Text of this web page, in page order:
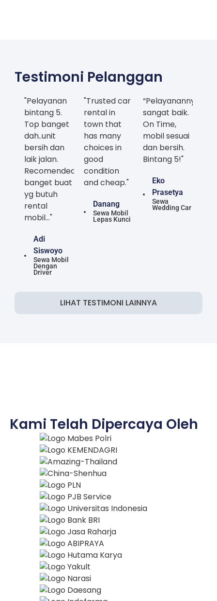
Testimoni Pelanggan
"Pelayanan
bintang 5.
Top banget
dah..unit
bersih dan
laik jalan.
Recomended
banget buat
yg butuh
rental
mobil..."
Adi
Siswoyo
Sewa Mobil
Dengan
Driver
"Trusted car
rental in
town that
has many
choices in
good
condition
and cheap."
Danang
Sewa Mobil
Lepas Kunci
“Pelayanannya
sangat baik.
On Time,
mobil sesuai
dan bersih.
Bintang 5!"
Eko
Prasetya
Sewa
Wedding Car
LIHAT TESTIMONI LAINNYA
Kami Telah Dipercaya Oleh